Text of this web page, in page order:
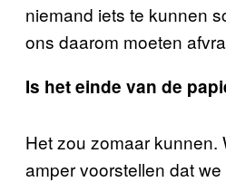
niemand iets te kunnen
ons daarom moeten
Is het einde van de
Het zou zomaar kunnen.
amper voorstellen dat